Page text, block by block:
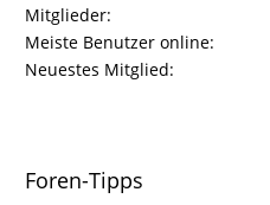
Mitglieder
Meiste Benutzer online
Neuestes Mitglied
Foren-Tipps